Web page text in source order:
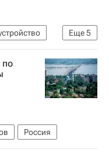
Еще5
Министерство строительства и жилищно-коммунального хозяйства РФ (Минстрой России)
по
Россия